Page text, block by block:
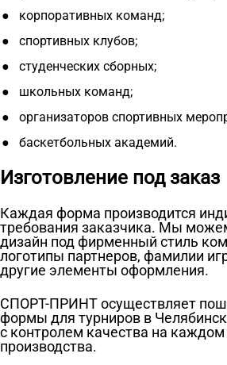
корпоративных команд;
спортивных клубов;
студенческих сборных;
школьных команд;
организаторов спортивных
баскетбольных академий.
Изготовление под заказ
Каждая форма производится
требования заказчика. Мы
дизайн под фирменный стиль
логотипы партнеров, фамилии
другие элементы оформления.
СПОРТ-ПРИНТ осуществляет
формы для турниров в
с контролем качества на каждом
производства.